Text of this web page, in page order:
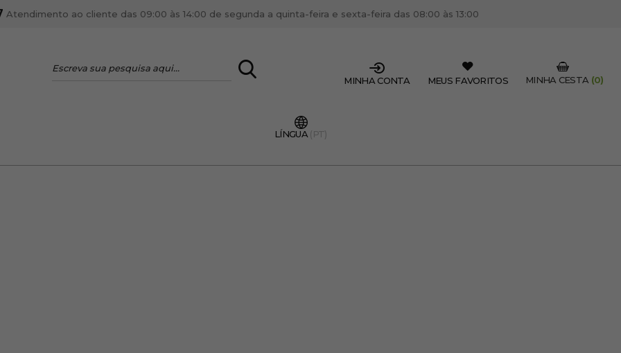
LOGIN
Atendimento ao cliente das 09:00 às 14:00 de segunda a quinta-feira e sexta-feira das 08:00 às 13:00
MINHA CESTA (0)
MEUS FAVORITOS
MINHA CONTA
LÍNGUA (PT)